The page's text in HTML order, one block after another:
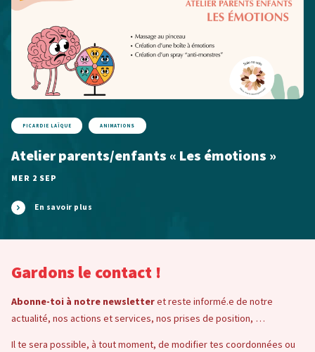
PICARDIE LAÏQUE ANIMATIONS
Atelier parents/enfants « Les émotions »
MER 2 SEP
En savoir plus
Gardons le contact !
Abonne-toi à notre newsletteret reste informé.e de notre
actualité, nos actions et services, nos prises de position, …
Il te sera possible, à tout moment, de modifier tes coordonnées ou